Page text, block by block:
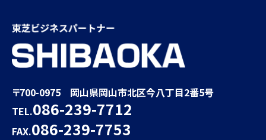
〒700-0975 岡山県岡山市北区今八丁目2番5号
TEL.086-239-7712
FAX.086-239-7753